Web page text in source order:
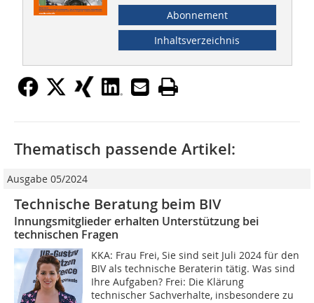
Abonnement
Inhaltsverzeichnis
Thematisch passende Artikel:
Ausgabe 05/2024
Technische Beratung beim BIV
Innungsmitglieder erhalten Unterstützung bei
technischen Fragen
KKA: Frau Frei, Sie sind seit Juli 2024 für den
BIV als technische Beraterin tätig. Was sind
Ihre Aufgaben? Frei: Die Klärung
technischer Sachverhalte, insbesondere zu